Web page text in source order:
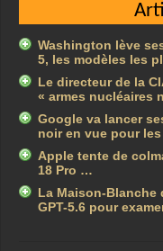
Washington lève
5, les modèles les
Le directeur de la
« armes nucléaires
Google va lancer
noir en vue pour
Apple tente de
18 Pro …
La Maison-Blanche
GPT-5.6 pour